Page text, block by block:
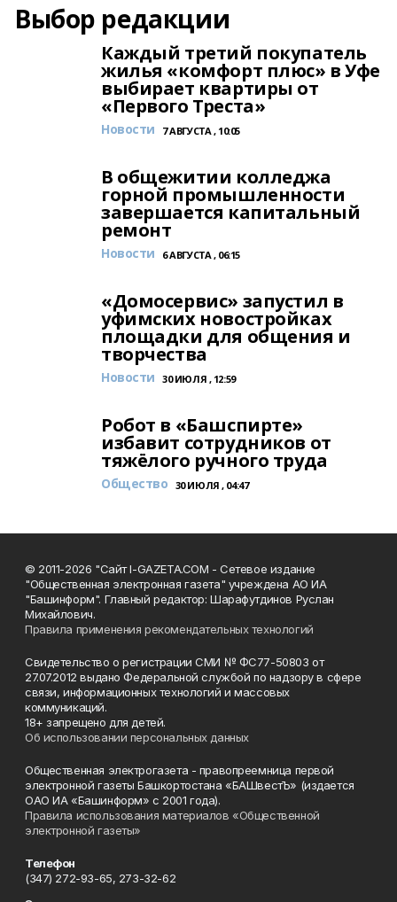
Выбор редакции
Каждый третий покупатель
жилья «комфорт плюс» в Уфе
выбирает квартиры от
«Первого Треста»
Новости 7 АВГУСТА , 10:05
В общежитии колледжа
горной промышленности
завершается капитальный
ремонт
Новости 6 АВГУСТА , 06:15
«Домосервис» запустил в
уфимских новостройках
площадки для общения и
творчества
Новости 30 ИЮЛЯ , 12:59
Робот в «Башспирте»
избавит сотрудников от
тяжёлого ручного труда
Общество 30 ИЮЛЯ , 04:47
© 2011-2026 "Сайт I-GAZETA.COM - Сетевое издание
"Общественная электронная газета" учреждена АО ИА
"Башинформ". Главный редактор: Шарафутдинов Руслан
Михайлович.
Правила применения рекомендательных технологий
Свидетельство о регистрации СМИ № ФС77-50803 от
27.07.2012 выдано Федеральной службой по надзору в сфере
связи, информационных технологий и массовых
коммуникаций.
18+ запрещено для детей.
Об использовании персональных данных
Общественная электрогазета - правопреемница первой
электронной газеты Башкортостана «БАШвестЪ» (издается
ОАО ИА «Башинформ» с 2001 года).
Правила использования материалов «Общественной
электронной газеты»
Телефон
(347) 272-93-65, 273-32-62